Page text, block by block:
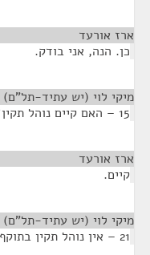
ארז אורעד
כן. הנה, אני בודק.
מיקי לוי (יש עתיד-תל"ם)
15 – האם קיים נוהל תקין?
ארז אורעד
קיים.
מיקי לוי (יש עתיד-תל"ם)
21 – אין נוהל תקין בתוקף.